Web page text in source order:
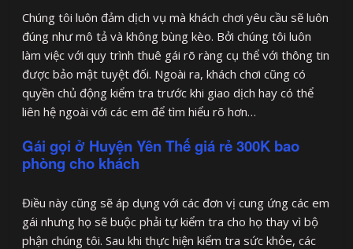
Chúng tôi luôn đảm dịch vụ mà khách chơi yêu cầu sẽ luôn
đúng như mô tả và không bùng kèo. Bởi chúng tôi luôn
làm việc với quy trình thuê gái rõ ràng cụ thể với thông tin
được bảo mật tuyệt đối. Ngoài ra, khách chơi cũng có
quyền chủ động kiểm tra trước khi giao dịch hay có thể
liên hệ ngoài với các em để tìm hiểu rõ hơn…
Gái gọi ở Huyện Yên Thế giá rẻ 300K bao
phòng cho khách
Điều này cũng sẽ áp dụng với các đơn vị cung ứng các em
gái nhưng họ sẽ buộc phải tự kiểm tra cho họ thay vì bộ
phận chúng tôi. Sau khi thực hiện kiểm tra sức khỏe, các